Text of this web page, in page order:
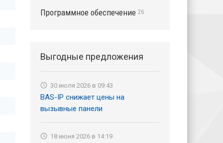
Программное обеспечение 26
Выгодные предложения
30 июля 2026 в 09:43
BAS-IP снижает цены на
вызывные панели
18 июня 2026 в 14:19